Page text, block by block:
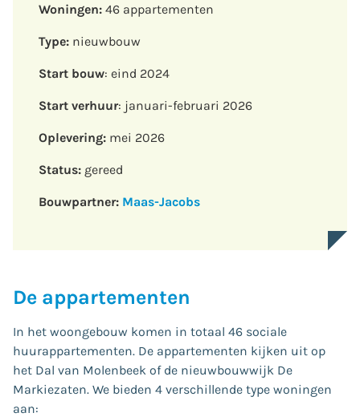
Woningen: 46 appartementen
Type: nieuwbouw
Start bouw: eind 2024
Start verhuur: januari-februari 2026
Oplevering: mei 2026
Status: gereed
Bouwpartner: Maas-Jacobs
De appartementen
In het woongebouw komen in totaal 46 sociale
huurappartementen. De appartementen kijken uit op
het Dal van Molenbeek of de nieuwbouwwijk De
Markiezaten. We bieden 4 verschillende type woningen
aan: